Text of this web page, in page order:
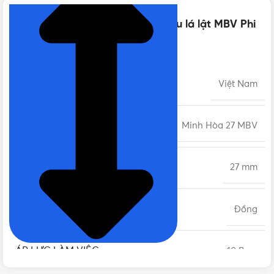
Thông số kỹ thuật của Van 1 chiều lá lật MBV Phi
27 DN20 | Chính hãng Minh Hòa
Việt Nam
Minh Hòa 27 MBV
27 mm
CHẤT LIỆU Đồng
ÁP LỰC LÀM VIỆC 10 Bars